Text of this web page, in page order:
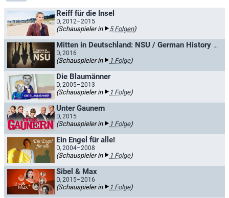
Reiff für die Insel
D, 2012–2015
(Schauspieler in 5 Folgen)
Mitten in Deutschland: NSU / German History X: NSU
D, 2016
(Schauspieler in 1 Folge)
Die Blaumänner
D, 2005–2013
(Schauspieler in 1 Folge)
Unter Gaunern
D, 2015
(Schauspieler in 1 Folge)
Ein Engel für alle!
D, 2004–2008
(Schauspieler in 1 Folge)
Sibel & Max
D, 2015–2016
(Schauspieler in 1 Folge)